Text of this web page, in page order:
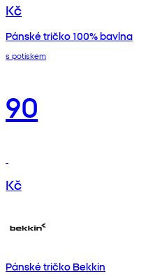
Kč
Pánské tričko 100% bavlna
s potiskem
90
Kč
Pánské tričko Bekkin